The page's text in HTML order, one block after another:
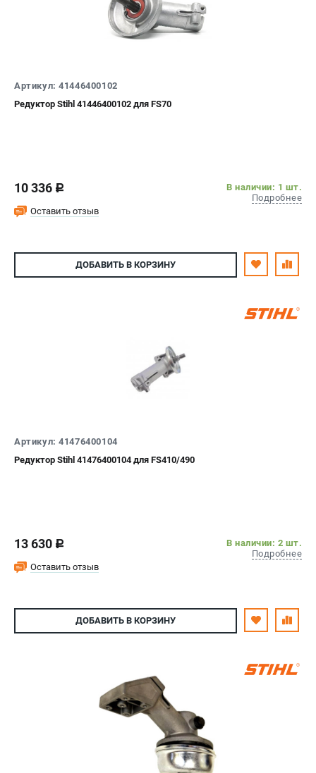
Артикул: 41446400102
Редуктор Stihl 41446400102 для FS70
10 336 c
В наличии: 1 шт.
Подробнее
Оставить отзыв
ДОБАВИТЬ В КОРЗИНУ
Артикул: 41476400104
Редуктор Stihl 41476400104 для FS410/490
13 630 c
В наличии: 2 шт.
Подробнее
Оставить отзыв
ДОБАВИТЬ В КОРЗИНУ